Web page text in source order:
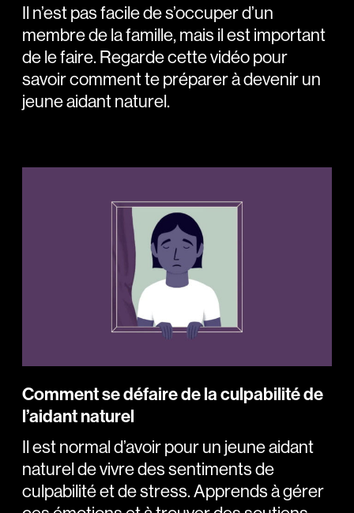
Il n’est pas facile de s’occuper d’un
membre de la famille, mais il est important
de le faire. Regarde cette vidéo pour
savoir comment te préparer à devenir un
jeune aidant naturel.
Comment se défaire de la culpabilité de
l’aidant naturel
Il est normal d’avoir pour un jeune aidant
naturel de vivre des sentiments de
culpabilité et de stress. Apprends à gérer